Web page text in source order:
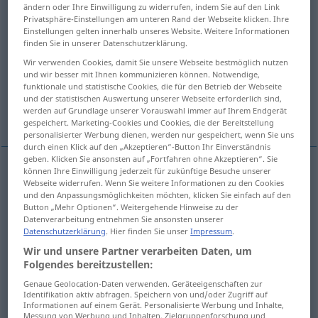
Übersicht aller Übersetzungen
(Für mehr Details die Übersetzung anklicken/antippen)
tatsächlich, faktisch, eigentlich virtuell
wirksam
tatsächlich,faktisch,eigentlich virtualactual,
real
virtuell virtual PHYS TECH
ändern oder Ihre Einwilligung zu widerrufen, indem Sie auf den Link
Privatsphäre-Einstellungen am unteren Rand der Webseite klicken. Ihre
Einstellungen gelten innerhalb unseres Website. Weitere Informationen
finden Sie in unserer Datenschutzerklärung.
Wir verwenden Cookies, damit Sie unsere Webseite bestmöglich nutzen
und wir besser mit Ihnen kommunizieren können. Notwendige,
funktionale und statistische Cookies, die für den Betrieb der Webseite
und der statistischen Auswertung unserer Webseite erforderlich sind,
werden auf Grundlage unserer Vorauswahl immer auf Ihrem Endgerät
gespeichert. Marketing-Cookies und Cookies, die der Bereitstellung
personalisierter Werbung dienen, werden nur gespeichert, wenn Sie uns
durch einen Klick auf den „Akzeptieren“-Button Ihr Einverständnis
geben. Klicken Sie ansonsten auf „Fortfahren ohne Akzeptieren“. Sie
können Ihre Einwilligung jederzeit für zukünftige Besuche unserer
Webseite widerrufen. Wenn Sie weitere Informationen zu den Cookies
und den Anpassungsmöglichkeiten möchten, klicken Sie einfach auf den
Button „Mehr Optionen“. Weitergehende Hinweise zu der
Datenverarbeitung entnehmen Sie ansonsten unserer
Datenschutzerklärung. Hier finden Sie unserImpressum.
Wir und unsere Partner verarbeiten Daten, um
Folgendes bereitzustellen:
Genaue Geolocation-Daten verwenden. Geräteeigenschaften zur
Identifikation aktiv abfragen. Speichern von und/oder Zugriff auf
Informationen auf einem Gerät. Personalisierte Werbung und Inhalte,
Messung von Werbung und Inhalten, Zielgruppenforschung und